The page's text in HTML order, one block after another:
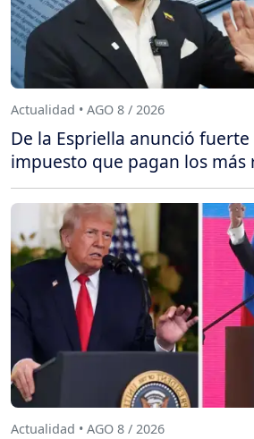
Actualidad • AGO 8 / 2026
De la Espriella anunció
impuesto que pagan los más
Actualidad • AGO 8 / 2026